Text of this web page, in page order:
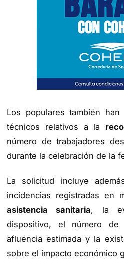
Los populares también
técnicos relativos a la
número de trabajadores
durante la celebración de la
La solicitud incluye
incidencias registradas en
asistencia sanitaria, la
dispositivo, el número de
afluencia estimada y la
sobre el impacto económico